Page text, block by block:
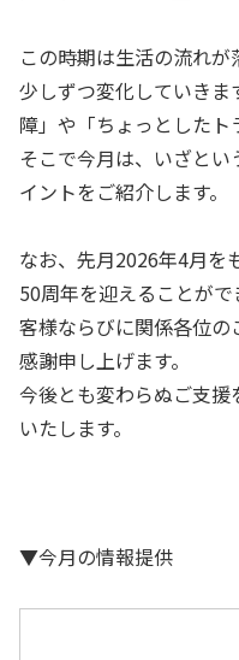
この時期は生活の流れ
少しずつ変化していき
障」や「ちょっとしたト
そこで今月は、いざと
イントをご紹介します。
なお、先月2026年4月を
50周年を迎えることが
客様ならびに関係各位の
感謝申し上げます。
今後とも変わらぬご支
いたします。
▼今月の情報提供